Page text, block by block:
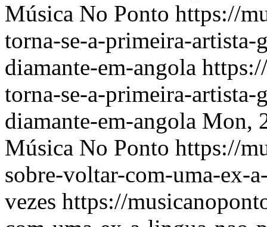
Música No Ponto https://
torna-se-a-primeira-artista-
diamante-em-angola
torna-se-a-primeira-artista-
diamante-em-angola Mon,
Música No Ponto https://
sobre-voltar-com-uma-ex-
vezes https://